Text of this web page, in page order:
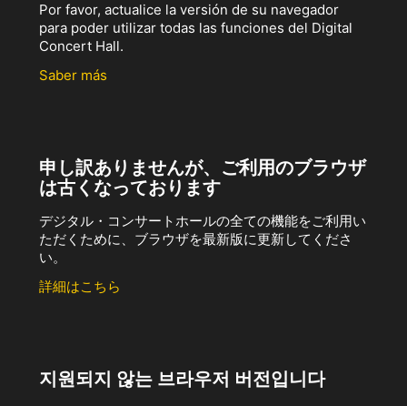
Por favor, actualice la versión de su navegador
para poder utilizar todas las funciones del Digital
Concert Hall.
Saber más
申し訳ありませんが、ご利用のブラウザ
は古くなっております
デジタル・コンサートホールの全ての機能をご利用い
ただくために、ブラウザを最新版に更新してくださ
い。
詳細はこちら
지원되지 않는 브라우저 버전입니다